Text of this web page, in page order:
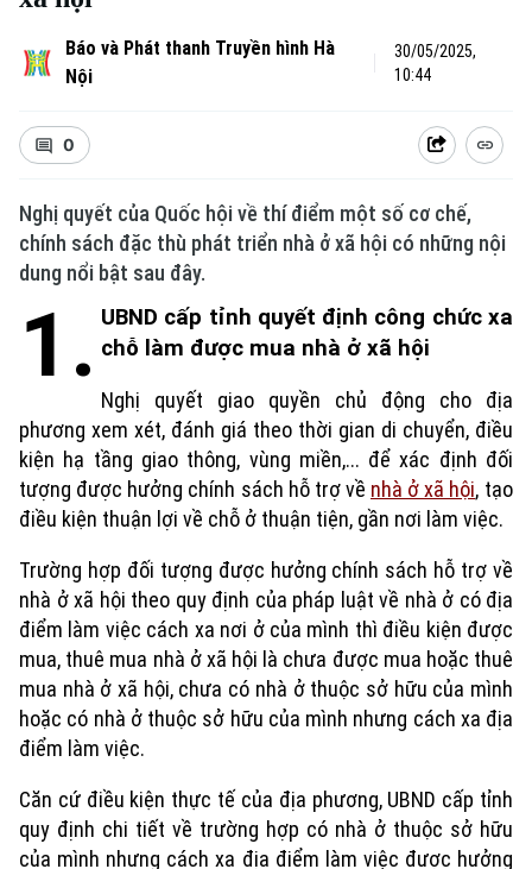
Báo và Phát thanh Truyền hình Hà
Nội
30/05/2025,
10:44
0
Nghị quyết của Quốc hội về thí điểm một số cơ chế,
chính sách đặc thù phát triển nhà ở xã hội có những nội
dung nổi bật sau đây.
1. UBND cấp tỉnh quyết định công chức xa
chỗ làm được mua nhà ở xã hội
Nghị quyết giao quyền chủ động cho địa
phương xem xét, đánh giá theo thời gian di chuyển, điều
kiện hạ tầng giao thông, vùng miền,... để xác định đối
tượng được hưởng chính sách hỗ trợ về nhà ở xã hội, tạo
điều kiện thuận lợi về chỗ ở thuận tiện, gần nơi làm việc.
Trường hợp đối tượng được hưởng chính sách hỗ trợ về
nhà ở xã hội theo quy định của pháp luật về nhà ở có địa
điểm làm việc cách xa nơi ở của mình thì điều kiện được
mua, thuê mua nhà ở xã hội là chưa được mua hoặc thuê
mua nhà ở xã hội, chưa có nhà ở thuộc sở hữu của mình
hoặc có nhà ở thuộc sở hữu của mình nhưng cách xa địa
điểm làm việc.
Căn cứ điều kiện thực tế của địa phương, UBND cấp tỉnh
quy định chi tiết về trường hợp có nhà ở thuộc sở hữu
của mình nhưng cách xa địa điểm làm việc được hưởng